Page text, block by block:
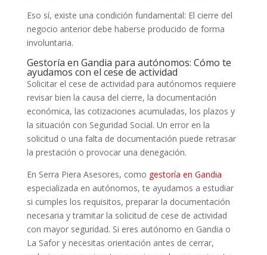
Eso sí, existe una condición fundamental: El cierre del
negocio anterior debe haberse producido de forma
involuntaria.
Gestoría en Gandia para autónomos: Cómo te
ayudamos con el cese de actividad
Solicitar el cese de actividad para autónomos requiere
revisar bien la causa del cierre, la documentación
económica, las cotizaciones acumuladas, los plazos y
la situación con Seguridad Social. Un error en la
solicitud o una falta de documentación puede retrasar
la prestación o provocar una denegación.
En Serra Piera Asesores, como gestoría en Gandia
especializada en autónomos, te ayudamos a estudiar
si cumples los requisitos, preparar la documentación
necesaria y tramitar la solicitud de cese de actividad
con mayor seguridad. Si eres autónomo en Gandia o
La Safor y necesitas orientación antes de cerrar,